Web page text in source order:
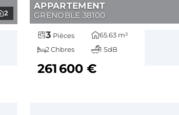
2
APPARTEMENT
GRENOBLE 38100
3 Pièces
65.63 m²
2 Chbres
1 SdB
261 600 €